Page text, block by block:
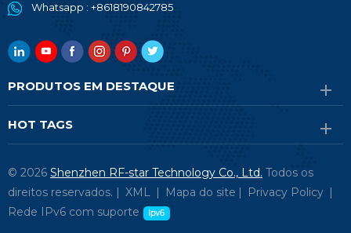
Whatsapp : +8618190842785
PRODUTOS EM DESTAQUE
HOT TAGS
© 2026 Shenzhen RF-star Technology Co., Ltd. Todos os
direitos reservados. | XML | Mapa do site | Privacy Policy |
Rede IPv6 com suporte